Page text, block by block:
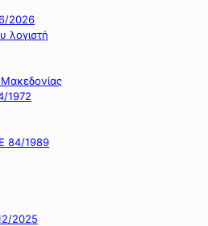
2026
λογιστή
Μακεδονίας
1972
84/1989
2025